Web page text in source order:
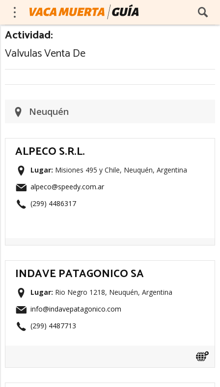
Actividad:
Valvulas Venta De
Neuquén
ALPECO S.R.L.
Lugar: Misiones 495 y Chile, Neuquén, Argentina
alpeco@speedy.com.ar
(299) 4486317
INDAVE PATAGONICO SA
Lugar: Rio Negro 1218, Neuquén, Argentina
info@indavepatagonico.com
(299) 4487713